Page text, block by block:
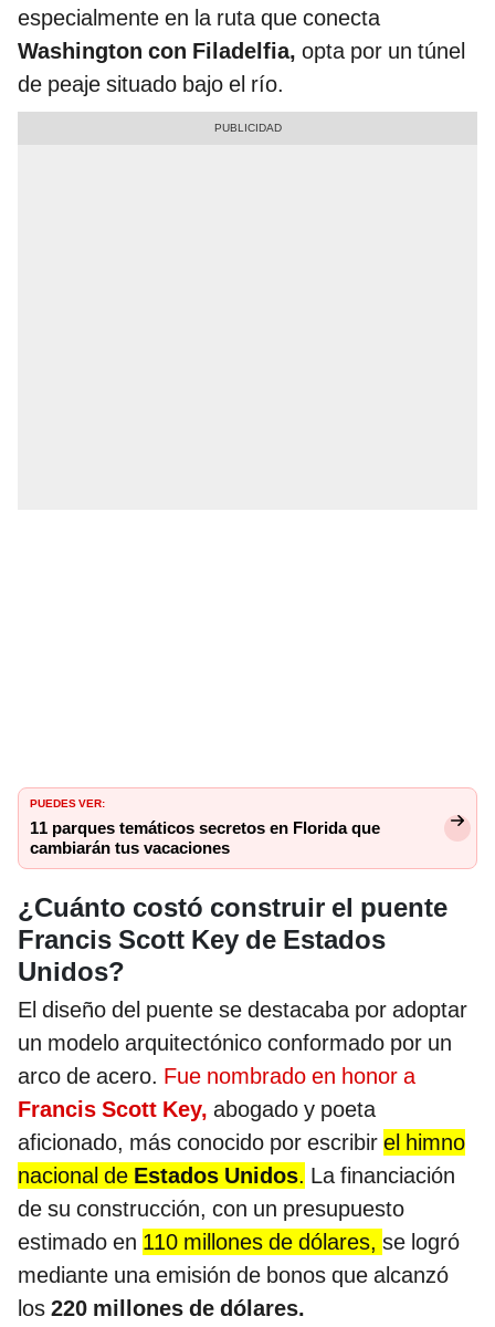
especialmente en la ruta que conecta
Washington con Filadelfia, opta por un túnel
de peaje situado bajo el río.
PUEDES VER:
11 parques temáticos secretos en Florida que
cambiarán tus vacaciones
¿Cuánto costó construir el puente
Francis Scott Key de Estados
Unidos?
El diseño del puente se destacaba por adoptar
un modelo arquitectónico conformado por un
arco de acero. Fue nombrado en honor a
Francis Scott Key, abogado y poeta
aficionado, más conocido por escribir el himno
nacional de Estados Unidos. La financiación
de su construcción, con un presupuesto
estimado en 110 millones de dólares, se logró
mediante una emisión de bonos que alcanzó
los 220 millones de dólares.